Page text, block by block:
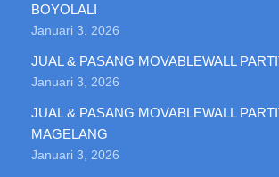
BOYOLALI
Januari 3, 2026
JUAL & PASANG MOVABLEWALL
Januari 3, 2026
JUAL & PASANG MOVABLEWALL
MAGELANG
Januari 3, 2026